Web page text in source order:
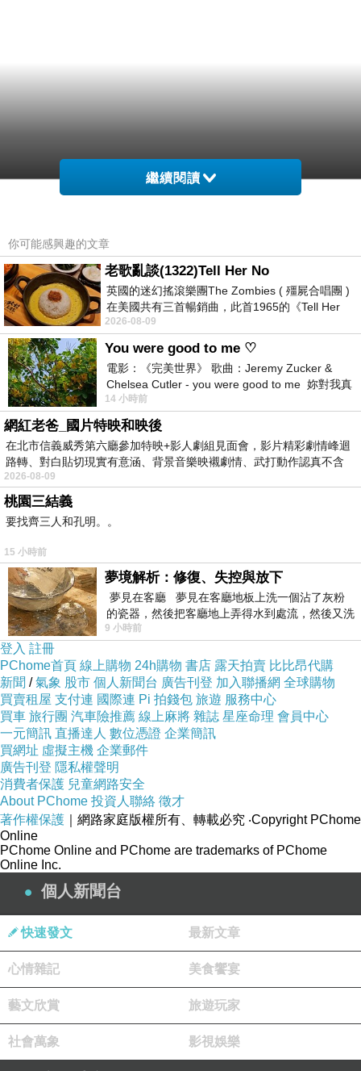
繼續閱讀
你可能感興趣的文章
老歌亂談(1322)Tell Her No
英國的迷幻搖滾樂團The Zombies ( 殭屍合唱團 )
在美國共有三首暢銷曲，此首1965的《Tell Her
No》即為其中之一，在告示牌百大單曲
2026-08-09
You were good to me ♡
電影：《完美世界》 歌曲：Jeremy Zucker &
Chelsea Cutler - you were good to me 妳對我真
好 因
14 小時前
網紅老爸_國片特映和映後
在北市信義威秀第六廳參加特映+影人劇組見面會，影片精彩劇情峰迴
路轉、對白貼切現實有意涵、背景音樂映襯劇情、武打動作認真不含
糊、
2026-08-09
桃園三結義
要找齊三人和孔明。。
15 小時前
夢境解析：修復、失控與放下
夢見在客廳 夢見在客廳地板上洗一個沾了灰粉
的瓷器，然後把客廳地上弄得水到處流，然後又洗
一頂棒球潮帽，後來發現帽
9 小時前
登入 註冊
PChome首頁 線上購物 24h購物 書店 露天拍賣 比比昂代購
新聞 /氣象 股市 個人新聞台 廣告刊登 加入聯播網 全球購物
買賣租屋 支付連 國際連 Pi 拍錢包 旅遊 服務中心
買車 旅行團 汽車險推薦 線上麻將 雜誌 星座命理 會員中心
一元簡訊 直播達人 數位憑證 企業簡訊
買網址 虛擬主機 企業郵件
廣告刊登 隱私權聲明
消費者保護 兒童網路安全
About PChome 投資人聯絡 徵才
著作權保護 ｜網路家庭版權所有、轉載必究 ‧Copyright PChome
Online
PChome Online and PChome are trademarks of PChome
Online Inc.
個人新聞台
快速發文 最新文章
心情雜記 美食饗宴
藝文欣賞 旅遊玩家
社會萬象 影視娛樂